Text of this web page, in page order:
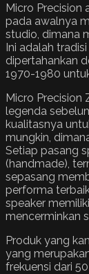
Micro Precision
pada awalnya
studio, dimana
Ini adalah
dipertahankan
1970-1980
Micro Precision
legenda
kualitasnya
mungkin,
Setiap pasang
(handmade),
sepasang
performa
speaker
mencerminkan
Produk yang
yang
frekuensi dari